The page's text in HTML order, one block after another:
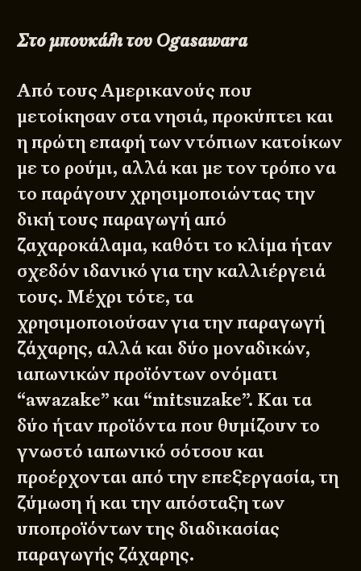
Στο μπουκάλι του Ogasawara
Από τους Αμερικανούς που
μετοίκησαν στα νησιά, προκύπτει και
η πρώτη επαφή των ντόπιων κατοίκων
με το ρούμι, αλλά και με τον τρόπο να
το παράγουν χρησιμοποιώντας την
δική τους παραγωγή από
ζαχαροκάλαμα, καθότι το κλίμα ήταν
σχεδόν ιδανικό για την καλλιέργειά
τους. Μέχρι τότε, τα
χρησιμοποιούσαν για την παραγωγή
ζάχαρης, αλλά και δύο μοναδικών,
ιαπωνικών προϊόντων ονόματι
“awazake” και “mitsuzake”. Και τα
δύο ήταν προϊόντα που θυμίζουν το
γνωστό ιαπωνικό σότσου και
προέρχονται από την επεξεργασία, τη
ζύμωση ή και την απόσταξη των
υποπροϊόντων της διαδικασίας
παραγωγής ζάχαρης.